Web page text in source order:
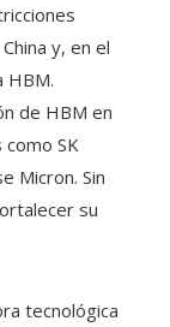
y, en el
HBM.
de HBM en
como SK
Micron. Sin
su
tecnológica